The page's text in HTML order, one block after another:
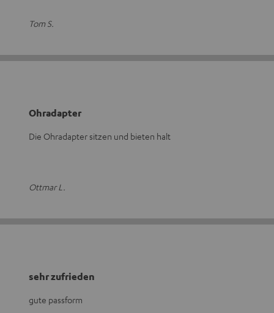
Tom S.
Ohradapter
Die Ohradapter sitzen und bieten halt
Ottmar L.
sehr zufrieden
gute passform